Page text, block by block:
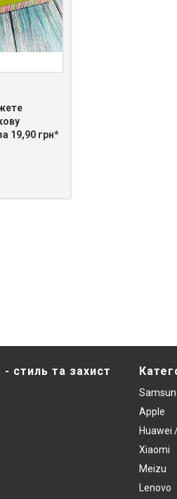
19,90 грн*
стиль та захист
Apple
Huawei
Xiaomi
Meizu
Lenovo